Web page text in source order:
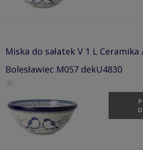
Miska do sałatek V 1 L
Bolesławiec M057 dekU4830